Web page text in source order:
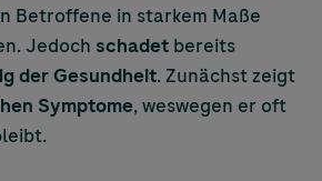
Betroffene in starkem Maße
Jedoch schadet bereits
der Gesundheit. Zunächst zeigt
Symptome, weswegen er oft